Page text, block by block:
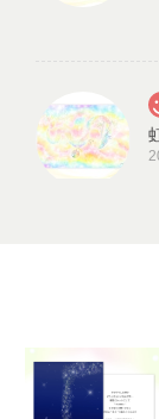
見ていると心が